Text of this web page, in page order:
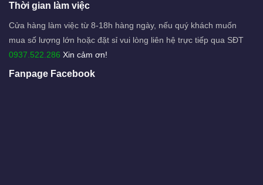
Thời gian làm việc
Cửa hàng làm việc từ 8-18h hàng ngày, nếu quý khách muốn
mua số lượng lớn hoặc đặt sỉ vui lòng liên hệ trực tiếp qua SĐT
0937.522.286 Xin cảm ơn!
Fanpage Facebook